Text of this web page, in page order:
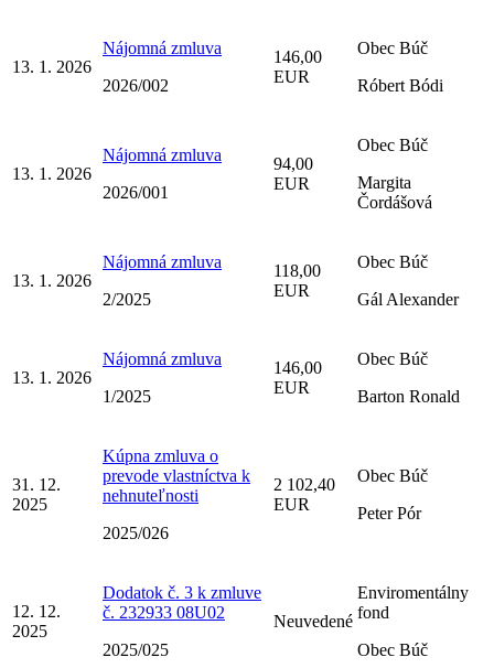
13. 1. 2026
Nájomná zmluva
2026/002
146,00
EUR
Obec Búč
Róbert Bódi
13. 1. 2026
Nájomná zmluva
2026/001
94,00
EUR
Obec Búč
Margita
Čordášová
13. 1. 2026
Nájomná zmluva
2/2025
118,00
EUR
Obec Búč
Gál Alexander
13. 1. 2026
Nájomná zmluva
1/2025
146,00
EUR
Obec Búč
Barton Ronald
31. 12.
2025
Kúpna zmluva o
prevode vlastníctva k
nehnuteľnosti
2025/026
2 102,40
EUR
Obec Búč
Peter Pór
12. 12.
2025
Dodatok č. 3 k zmluve
č. 232933 08U02
2025/025
Neuvedené
Enviromentálny
fond
Obec Búč